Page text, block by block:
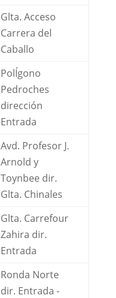
Glta. Acceso
Carrera del
Caballo
PolÍgono
Pedroches
dirección
Entrada
Avd. Profesor J.
Arnold y
Toynbee dir.
Glta. Chinales
Glta. Carrefour
Zahira dir.
Entrada
Ronda Norte
dir. Entrada -